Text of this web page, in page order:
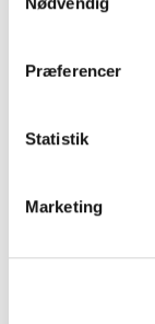
Præferencer
Statistik
Marketing